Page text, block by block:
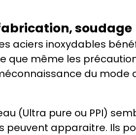
soudage
aciers inoxydables
que même les
du
(Ultra pure ou PPI)
peuvent apparaitre. Ils